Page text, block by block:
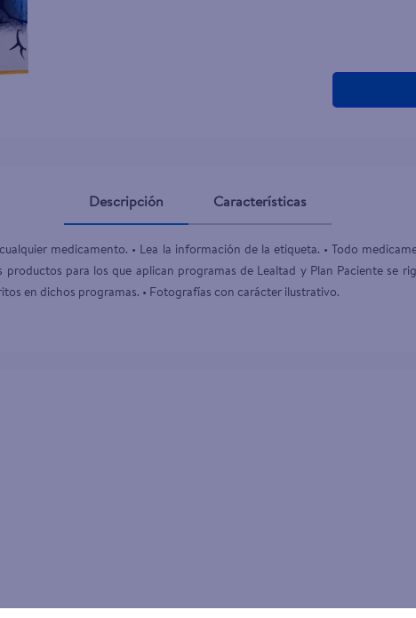
Descripción Características
medicamento. • Lea la información de la etiqueta. • Todo
productos para los que aplican programas de Lealtad y Plan Paciente se
en dichos programas. • Fotografías con carácter ilustrativo.